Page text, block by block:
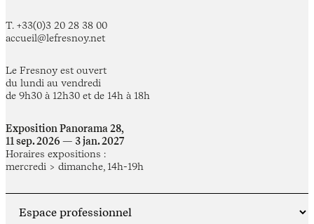
T. +33(0)3 20 28 38 00
accueil@lefresnoy.net
Le Fresnoy est ouvert
du lundi au vendredi
de 9h30 à 12h30 et de 14h à 18h
Exposition Panorama 28,
11 sep. 2026 — 3 jan. 2027
Horaires expositions :
mercredi > dimanche, 14h-19h